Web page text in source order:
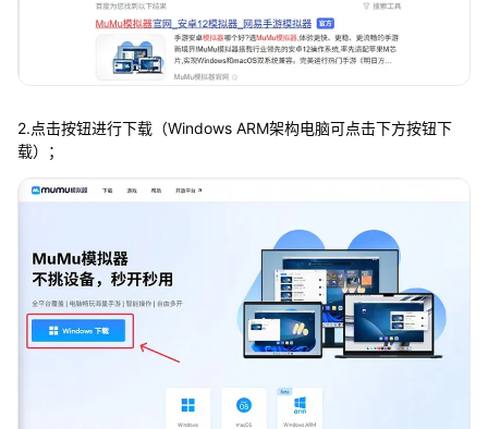
2.点击按钮进行下载（Windows ARM架构电脑可点击下方按钮下
载）；